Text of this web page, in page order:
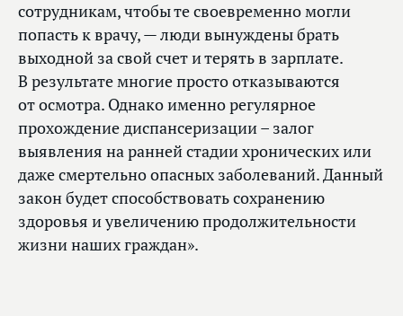
сотрудникам, чтобы те своевременно могли
попасть к врачу, — люди вынуждены брать
выходной за свой счет и терять в зарплате.
В результате многие просто отказываются
от осмотра. Однако именно регулярное
прохождение диспансеризации – залог
выявления на ранней стадии хронических или
даже смертельно опасных заболеваний. Данный
закон будет способствовать сохранению
здоровья и увеличению продолжительности
жизни наших граждан».